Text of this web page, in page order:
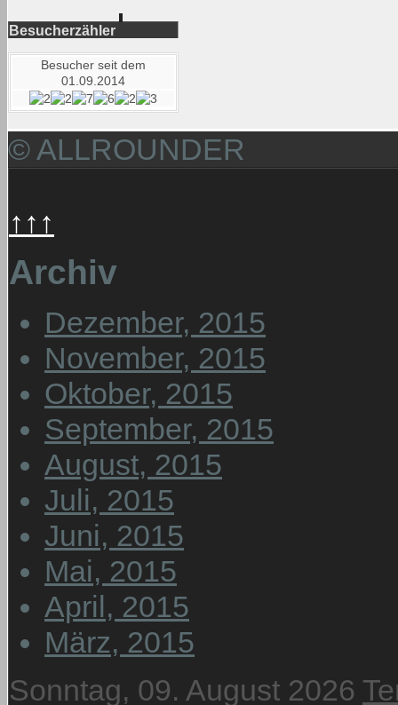
Besucherzähler
Besucher seit dem
01.09.2014
© ALLROUNDER
↑↑↑
Archiv
Dezember, 2015
November, 2015
Oktober, 2015
September, 2015
August, 2015
Juli, 2015
Juni, 2015
Mai, 2015
April, 2015
März, 2015
Sonntag, 09. August 2026